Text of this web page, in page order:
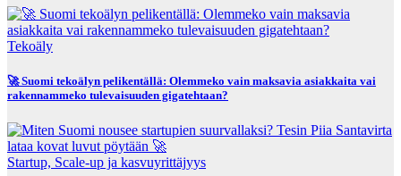
Tekoäly
🚀 Suomi tekoälyn pelikentällä: Olemmeko vain maksavia asiakkaita vai
rakennammeko tulevaisuuden gigatehtaan?
Startup, Scale-up ja kasvuyrittäjyys